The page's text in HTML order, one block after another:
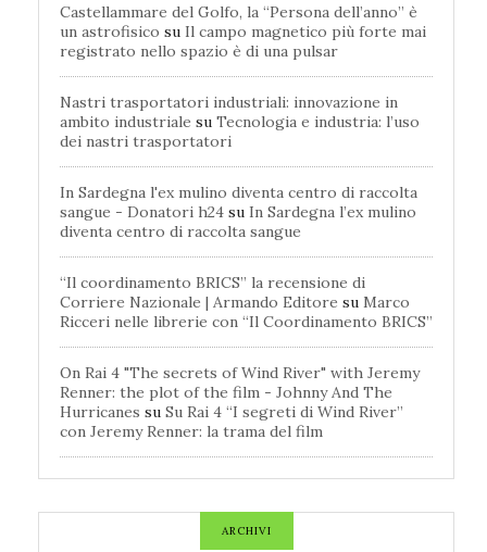
Castellammare del Golfo, la “Persona dell’anno” è
un astrofisico su Il campo magnetico più forte mai
registrato nello spazio è di una pulsar
Nastri trasportatori industriali: innovazione in
ambito industriale su Tecnologia e industria: l’uso
dei nastri trasportatori
In Sardegna l'ex mulino diventa centro di raccolta
sangue - Donatori h24 su In Sardegna l’ex mulino
diventa centro di raccolta sangue
“Il coordinamento BRICS” la recensione di
Corriere Nazionale | Armando Editore su Marco
Ricceri nelle librerie con “Il Coordinamento BRICS”
On Rai 4 "The secrets of Wind River" with Jeremy
Renner: the plot of the film - Johnny And The
Hurricanes su Su Rai 4 “I segreti di Wind River”
con Jeremy Renner: la trama del film
ARCHIVI